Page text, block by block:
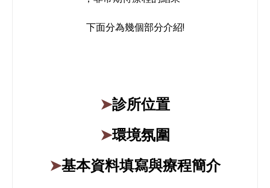
下面分為幾個部分介紹!
➤診所位置
➤環境氛圍
➤基本資料填寫與療程簡介